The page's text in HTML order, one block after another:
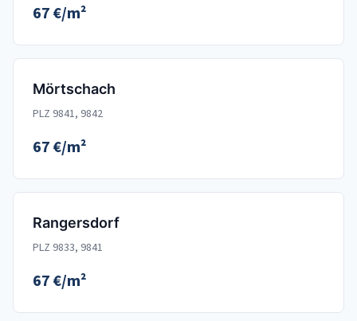
67 €/m²
Mörtschach
PLZ 9841, 9842
67 €/m²
Rangersdorf
PLZ 9833, 9841
67 €/m²